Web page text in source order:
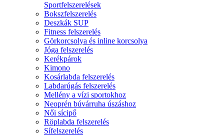
Sportfelszerelések
Bokszfelszerelés
Deszkák SUP
Fitness felszerelés
Görkorcsolya és inline korcsolya
Jóga felszerelés
Kerékpárok
Kimono
Kosárlabda felszerelés
Labdarúgás felszerelés
Mellény a vízi sportokhoz
Neoprén búvárruha úszáshoz
Női sícipő
Röplabda felszerelés
Sífelszerelés